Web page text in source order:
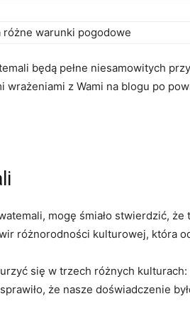
warunki pogodowe
będą pełne niesamowitych
z Wami na blogu po
mogę śmiało stwierdzić,
różnorodności kulturowej, która
się w trzech różnych
że nasze doświadczenie